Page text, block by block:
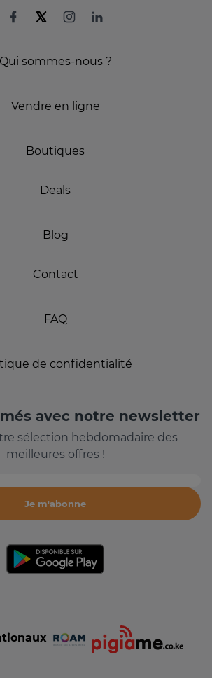
Qui sommes-nous ?
Vendre en ligne
Boutiques
Deals
Blog
Contact
FAQ
de confidentialité
avec notre newsletter
sélection hebdomadaire des
meilleures offres !
Je m'abonne